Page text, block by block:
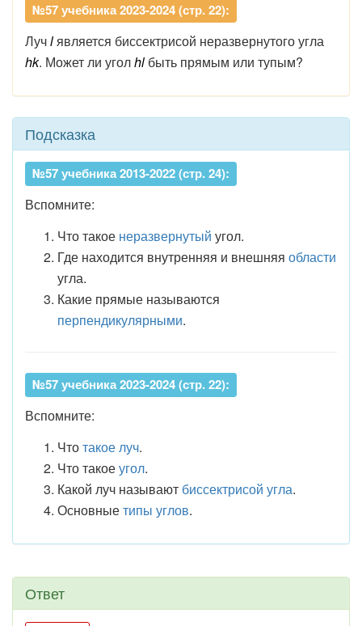
№57 учебника 2023-2024 (стр. 22):
Лучlявляется биссектрисой неразвернутого угла
hk. Может ли уголhl быть прямым или тупым?
Подсказка
№57 учебника 2013-2022 (стр. 24):
Вспомните:
Что такое неразвернутый угол.
Где находится внутренняя и внешняя области
угла.
Какие прямые называются
перпендикулярными.
№57 учебника 2023-2024 (стр. 22):
Вспомните:
Чтотакое луч.
Что такоеугол.
Какой луч называют биссектрисой угла.
Основныетипы углов.
Ответ